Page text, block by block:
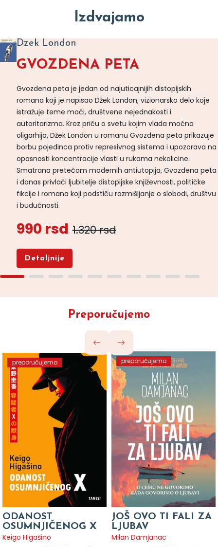
Izdvajamo
Dzek London
GVOZDENA PETA
Gvozdena peta je jedan od najuticajnijih distopijskih
romana koji je napisao Džek London, vizionarsko delo koje
istražuje teme moći, društvene nejednakosti i
autoritarizma. Kroz priču o svetu kojim vlada moćna
oligarhija, Džek London u romanu Gvozdena peta prikazuje
borbu pojedinca protiv represivnog sistema i upozorava na
opasnosti koncentracije vlasti u rukama nekolicine.
Smatrana pretečom modernih antiutopija, Gvozdena peta
i danas privlači ljubitelje distopijske književnosti, političke
fikcije i romana koji podstiču razmišljanje o slobodi, društvu
i budućnosti.
990 rsd 1.320 rsd
Detaljnije
Preporučujemo
preporučujemo
ODANOST
OSUMNJIČENOG X
Keigo Higašino
preporučujemo
JOŠ OVO TI FALI ZA
LJUBAV
Milan Damjanac